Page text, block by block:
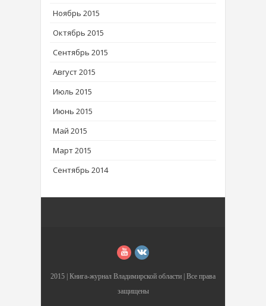
Ноябрь 2015
Октябрь 2015
Сентябрь 2015
Август 2015
Июль 2015
Июнь 2015
Май 2015
Март 2015
Сентябрь 2014
2015 | Книга-журнал Владимирской области | Все права
защищены